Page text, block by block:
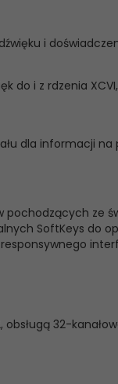
i
do i z rdzenia
dla informacji na
pochodzących ze
SoftKeys do
32-